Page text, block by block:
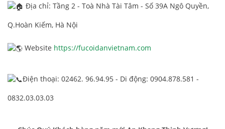
Địa chỉ: Tầng 2 - Toà Nhà Tài Tâm - Số 39A Ngô Quyền,
Q.Hoàn Kiếm, Hà Nội
Website https://fucoidanvietnam.com
Điện thoại: 02462. 96.94.95 - Di động: 0904.878.581 -
0832.03.03.03